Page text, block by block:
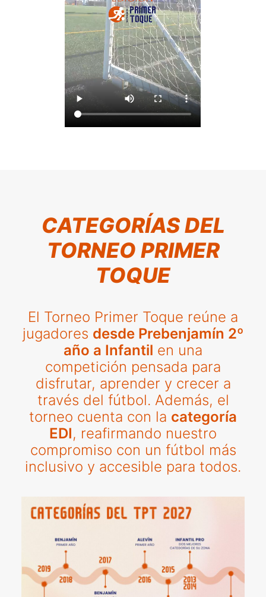
CATEGORÍAS DEL
TORNEO PRIMER
TOQUE
El Torneo Primer Toque reúne a
jugadores desde Prebenjamín 2º
año a Infantil en una
competición pensada para
disfrutar, aprender y crecer a
través del fútbol. Además, el
torneo cuenta con la categoría
EDI, reafirmando nuestro
compromiso con un fútbol más
inclusivo y accesible para todos.